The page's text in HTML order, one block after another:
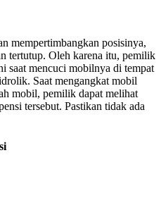
mempertimbangkan posisinya,
tertutup. Oleh karena itu, pemilik
saat mencuci mobilnya di tempat
Saat mengangkat mobil
mobil, pemilik dapat melihat
tersebut. Pastikan tidak ada